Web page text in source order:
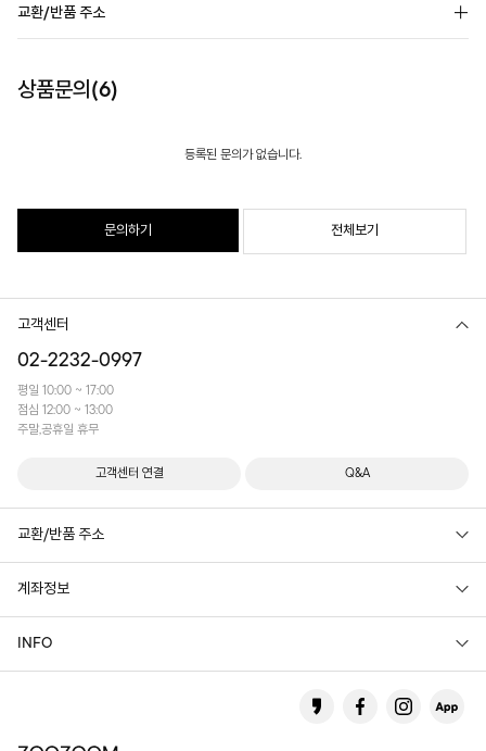
교환/반품 주소
상품문의(6)
등록된 문의가 없습니다.
문의하기 전체보기
고객센터
02-2232-0997
평일 10:00 ~ 17:00
점심 12:00 ~ 13:00
주말,공휴일 휴무
고객센터 연결 Q&A
교환/반품 주소
계좌정보
INFO